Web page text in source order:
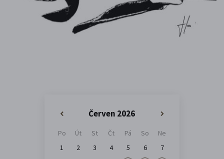
Červen 2026
Po Út St Čt Pá So
Ne
1
2 3 4 5 6
7